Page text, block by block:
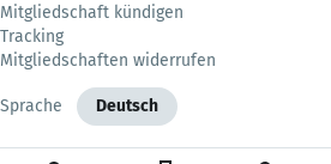
Mitgliedschaft kündigen
Tracking
Mitgliedschaften widerrufen
Sprache Deutsch